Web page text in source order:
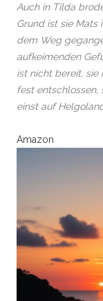
Auch in Tilda
Grund ist sie Mats
dem Weg
aufkeimenden
ist nicht bereit, sie
fest entschlossen,
einst auf
Amazon